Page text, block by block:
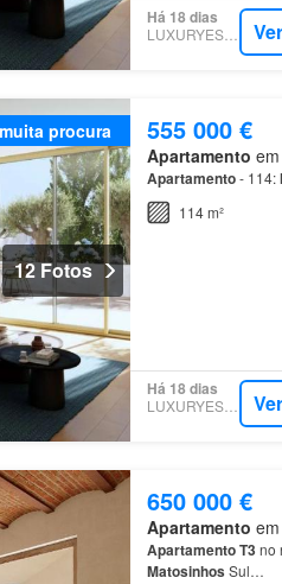
Há 18 dias
LUXURYESTATE
procura
12 Fotos
555 000 €
Apartamento
Apartamento- 114:
114 m²
Há 18 dias
LUXURYESTATE
650 000 €
Apartamento
ApartamentoT3no
Matosinhos Sul…